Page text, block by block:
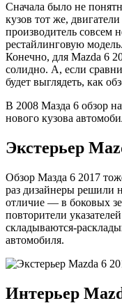
Сначала было не
кузов тот же,
производитель совсем
рестайлинговую
Конечно, для Mazda 6
солидно. А, если
будет выглядеть, как
В 2008 Мазда 6 обзор
нового кузова
Экстерьер
Обзор Мазда 6 2017
раз дизайнеры решили
отличие — в боковых
повторители
складываются-
автомобиля.
Интерьер